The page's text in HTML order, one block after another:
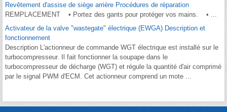
Revêtement d'assise de siège arrière Procédures de réparation
REMPLACEMENT • Portez des gants pour protéger vos mains. • ...
Activateur de la valve "wastegate" électrique (EWGA) Description et
fonctionnement
Description L'actionneur de commande WGT électrique est installé sur le
turbocompresseur. Il fait fonctionner la soupape dans le
turbocompresseur de décharge (WGT) et régule la quantité d'air comprimé
par le signal PWM d'ECM. Cet actionneur comprend un mote ...